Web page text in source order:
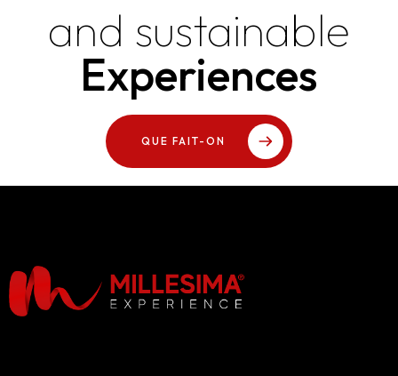
and sustainable
Experiences
QUE FAIT-ON